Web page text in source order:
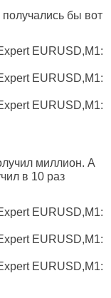
получались бы вот
EURUSD,M1:
EURUSD,M1:
EURUSD,M1:
миллион. А
в 10 раз
EURUSD,M1:
EURUSD,M1:
EURUSD,M1: